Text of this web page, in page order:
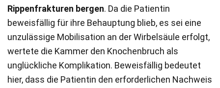
Rippenfrakturen bergen. Da die Patientin
beweisfällig für ihre Behauptung blieb, es sei eine
unzulässige Mobilisation an der Wirbelsäule erfolgt,
wertete die Kammer den Knochenbruch als
unglückliche Komplikation. Beweisfällig bedeutet
hier, dass die Patientin den erforderlichen Nachweis